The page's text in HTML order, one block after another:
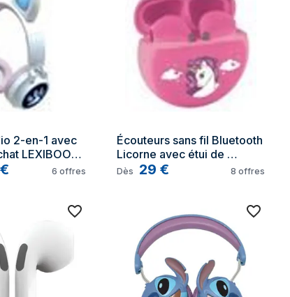
2-en-1 avec
LEXIBOOK
- Rose -
€ 6 offres
Écouteurs sans fil Bluetooth
Licorne avec étui de
chargement et de
Dès 29 € 8 offres